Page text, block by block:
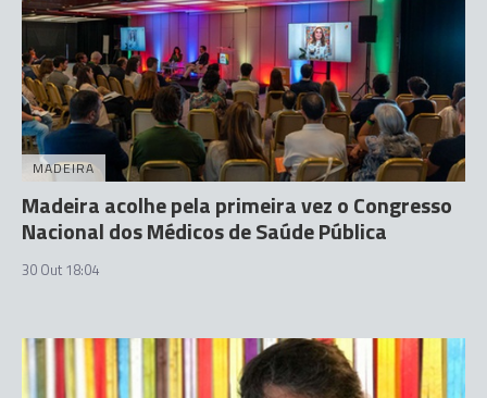
MADEIRA
Madeira acolhe pela primeira vez o Congresso
Nacional dos Médicos de Saúde Pública
30 Out 18:04